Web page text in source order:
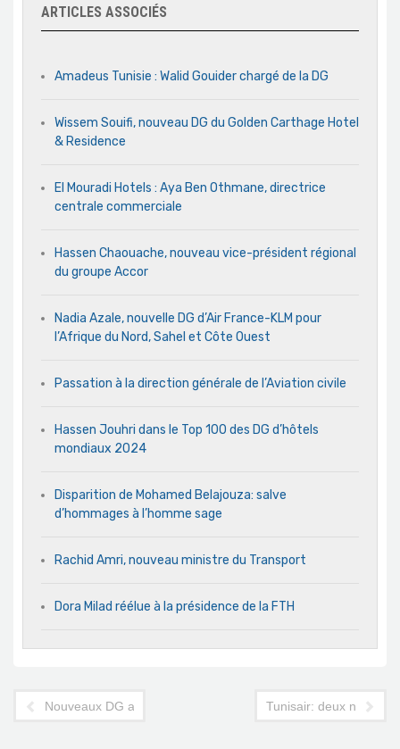
ARTICLES ASSOCIÉS
Amadeus Tunisie : Walid Gouider chargé de la DG
Wissem Souifi, nouveau DG du Golden Carthage Hotel
& Residence
El Mouradi Hotels : Aya Ben Othmane, directrice
centrale commerciale
Hassen Chaouache, nouveau vice-président régional
du groupe Accor
Nadia Azale, nouvelle DG d’Air France-KLM pour
l’Afrique du Nord, Sahel et Côte Ouest
Passation à la direction générale de l’Aviation civile
Hassen Jouhri dans le Top 100 des DG d’hôtels
mondiaux 2024
Disparition de Mohamed Belajouza: salve
d’hommages à l’homme sage
Rachid Amri, nouveau ministre du Transport
Dora Milad réélue à la présidence de la FTH
Nouveaux DG au sein des filiales de TunisairTunisair: deux